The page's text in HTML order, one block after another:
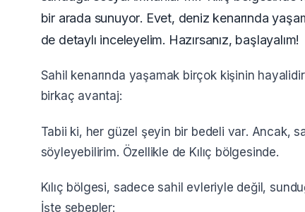
bir arada sunuyor. Evet, deniz kenarında
de detaylı inceleyelim. Hazırsanız, başlayalım!
Sahil kenarında yaşamak birçok kişinin
birkaç avantaj:
Tabii ki, her güzel şeyin bir bedeli var. Ancak,
söyleyebilirim. Özellikle de Kılıç bölgesinde.
Kılıç bölgesi, sadece sahil evleriyle değil,
İşte sebepler: